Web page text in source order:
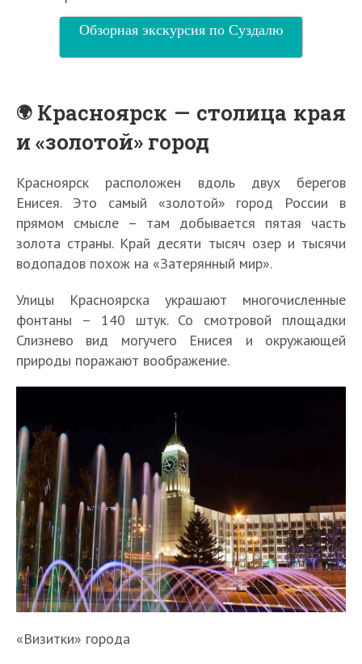
Обзорная экскурсия по Суздалю
Красноярск — столица края
и «золотой» город
Красноярск расположен вдоль двух берегов
Енисея. Это самый «золотой» город России в
прямом смысле – там добывается пятая часть
золота страны. Край десяти тысяч озер и тысячи
водопадов похож на «Затерянный мир».
Улицы Красноярска украшают многочисленные
фонтаны – 140 штук. Со смотровой площадки
Слизнево вид могучего Енисея и окружающей
природы поражают воображение.
«Визитки» города